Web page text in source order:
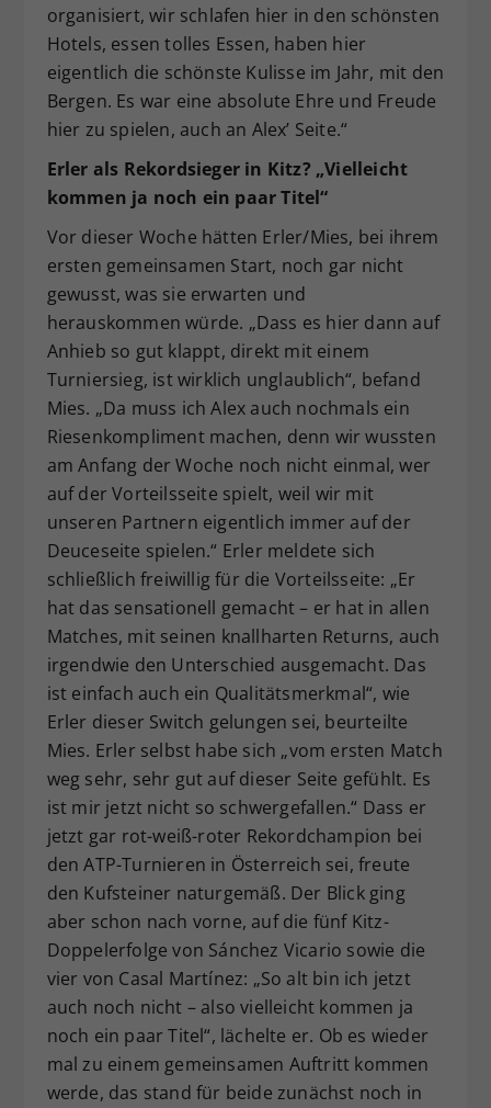
organisiert, wir schlafen hier in den schönsten
Hotels, essen tolles Essen, haben hier
eigentlich die schönste Kulisse im Jahr, mit den
Bergen. Es war eine absolute Ehre und Freude
hier zu spielen, auch an Alex’ Seite.“
Erler als Rekordsieger in Kitz? „Vielleicht
kommen ja noch ein paar Titel“
Vor dieser Woche hätten Erler/Mies, bei ihrem
ersten gemeinsamen Start, noch gar nicht
gewusst, was sie erwarten und
herauskommen würde. „Dass es hier dann auf
Anhieb so gut klappt, direkt mit einem
Turniersieg, ist wirklich unglaublich“, befand
Mies. „Da muss ich Alex auch nochmals ein
Riesenkompliment machen, denn wir wussten
am Anfang der Woche noch nicht einmal, wer
auf der Vorteilsseite spielt, weil wir mit
unseren Partnern eigentlich immer auf der
Deuceseite spielen.“ Erler meldete sich
schließlich freiwillig für die Vorteilsseite: „Er
hat das sensationell gemacht – er hat in allen
Matches, mit seinen knallharten Returns, auch
irgendwie den Unterschied ausgemacht. Das
ist einfach auch ein Qualitätsmerkmal“, wie
Erler dieser Switch gelungen sei, beurteilte
Mies. Erler selbst habe sich „vom ersten Match
weg sehr, sehr gut auf dieser Seite gefühlt. Es
ist mir jetzt nicht so schwergefallen.“ Dass er
jetzt gar rot-weiß-roter Rekordchampion bei
den ATP-Turnieren in Österreich sei, freute
den Kufsteiner naturgemäß. Der Blick ging
aber schon nach vorne, auf die fünf Kitz-
Doppelerfolge von Sánchez Vicario sowie die
vier von Casal Martínez: „So alt bin ich jetzt
auch noch nicht – also vielleicht kommen ja
noch ein paar Titel“, lächelte er. Ob es wieder
mal zu einem gemeinsamen Auftritt kommen
werde, das stand für beide zunächst noch in